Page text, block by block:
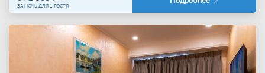
ЗА НОЧЬ ДЛЯ 1 ГОСТЯ